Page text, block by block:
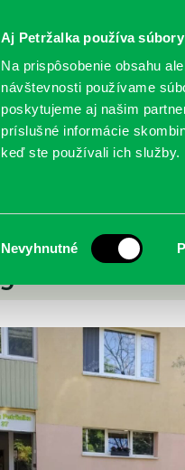
Aj Petržalka používa
Na prispôsobenie obsahu
návštevnosti používame
poskytujeme aj našim
príslušné informácie
keď ste používali ich služby.
súhlasu
Nevyhnutné
ONLINE KATALÓGY
s